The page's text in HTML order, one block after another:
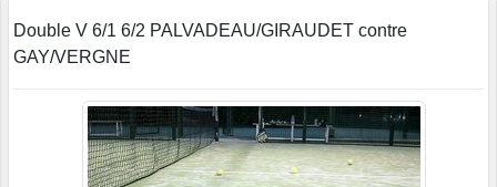
Double V 6/1 6/2 PALVADEAU/GIRAUDET contre
GAY/VERGNE